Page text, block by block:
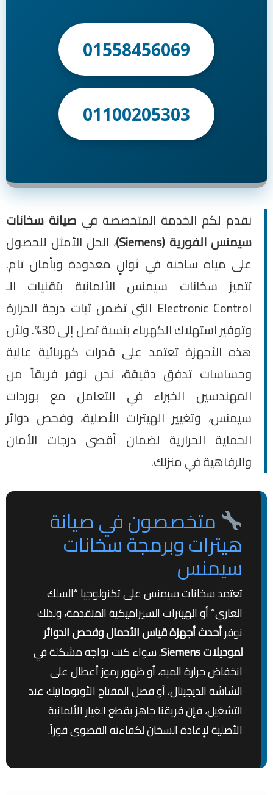
01558456069
01100205303
نقدم لكم الخدمة المتخصصة في صيانة سخانات
سيمنس الفورية (Siemens)
، الحل الأمثل للحصول
على مياه ساخنة في ثوانٍ معدودة وبأمان تام.
تتميز سخانات سيمنس الألمانية بتقنيات الـ
Electronic Control التي تضمن ثبات درجة الحرارة
وتوفير استهلاك الكهرباء بنسبة تصل إلى 30%. ولأن
هذه الأجهزة تعتمد على قدرات كهربائية عالية
وحساسات تدفق دقيقة، نحن نوفر فريقاً من
المهندسين الخبراء في التعامل مع بوردات
سيمنس، وتغيير الهيترات الأصلية، وفحص دوائر
الحماية الحرارية لضمان أقصى درجات الأمان
والرفاهية في منزلك.
متخصصون في صيانة
هيترات وبرمجة سخانات
سيمنس
تعتمد سخانات سيمنس على تكنولوجيا “السلك
العاري” أو الهيترات السيراميكية المتقدمة، ولذلك
نوفرأحدث أجهزة قياس الأحمال وفحص الدوائر
لموديلات Siemens
. سواء كنت تواجه مشكلة في
انخفاض حرارة الميه، أو ظهور رموز أعطال على
الشاشة الديجيتال، أو فصل المفتاح الأوتوماتيك عند
التشغيل، فإن فريقنا جاهز بقطع الغيار الألمانية
الأصلية لإعادة السخان لكفاءته القصوى فوراً.